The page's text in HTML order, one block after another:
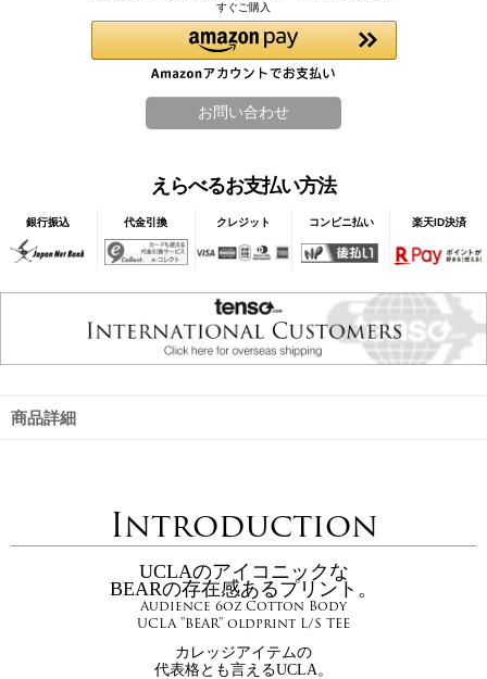
すぐご購入
えらべるお支払い方法
銀行振込 代金引換 クレジット コンビニ払い 楽天ID決済
商品詳細
Introduction
UCLAのアイコニックな
BEARの存在感あるプリント。
Audience 6oz Cotton Body
UCLA "BEAR" oldprint L/S TEE
カレッジアイテムの
代表格とも言えるUCLA。